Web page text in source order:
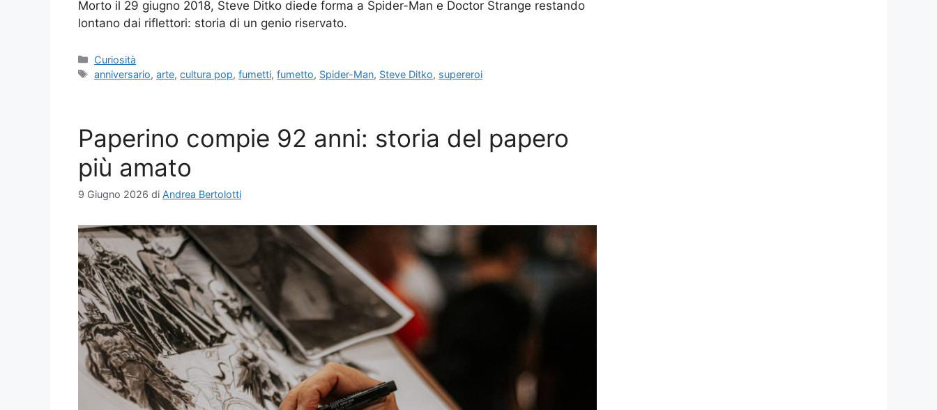
Morto il 29 giugno 2018, Steve Ditko diede forma a Spider-Man e Doctor Strange restando
lontano dai riflettori: storia di un genio riservato.
Categorie
Curiosità
Tag
anniversario,arte,cultura pop,fumetti,fumetto, Spider-Man, Steve Ditko, supereroi
Paperino compie 92 anni: storia del papero
più amato
9 Giugno 2026 di Andrea Bertolotti